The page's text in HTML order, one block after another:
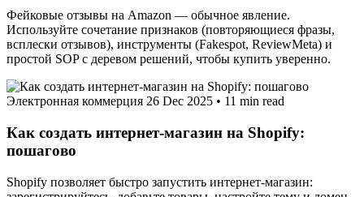
Фейковые отзывы на Amazon — обычное явление.
Используйте сочетание признаков (повторяющиеся фразы,
всплески отзывов), инструменты (Fakespot, ReviewMeta) и
простой SOP с деревом решений, чтобы купить уверенно.
Электронная коммерция 26 Dec 2025 • 11 min read
Как создать интернет-магазин на Shopify:
пошагово
Shopify позволяет быстро запустить интернет‑магазин: